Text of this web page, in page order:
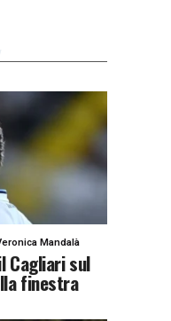
Mandalà
Cagliari sul
finestra